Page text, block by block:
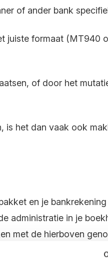
of ander bank
juiste formaat (MT940
of door het
is het dan vaak ook
en je
administratie in je
met de hierboven